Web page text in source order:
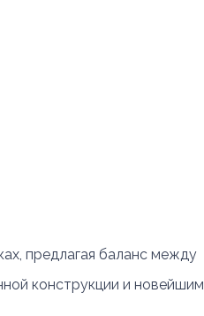
предлагая баланс между
конструкции и новейшим